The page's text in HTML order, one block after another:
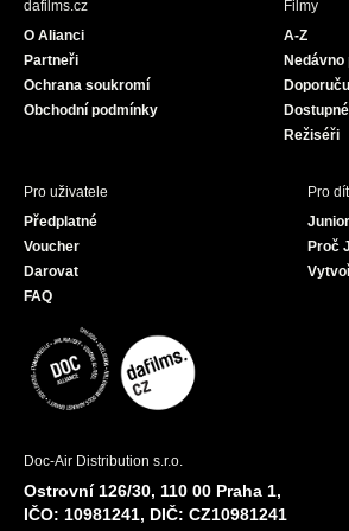
dafilms.cz
O Alianci
Partneři
Ochrana soukromí
Obchodní podmínky
Filmy
A-Z
Nedávno
Režiséři
Pro uživatele
Předplatné
Voucher
Darovat
FAQ
Pro
Junior
Proč
Doc-Air Distribution s.r.o.
Ostrovní 126/30, 110 00 Praha 1,
IČO: 10981241, DIČ: CZ10981241